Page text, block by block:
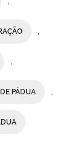
,
,
PÁDUA ,